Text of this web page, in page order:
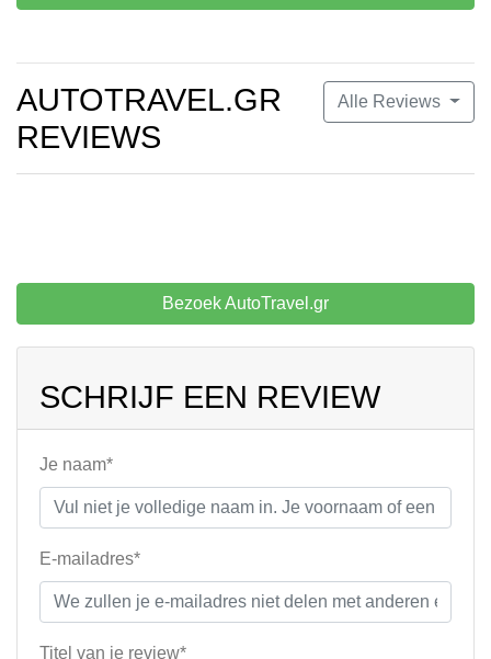
Alle Reviews
AUTOTRAVEL.GR
REVIEWS
Bezoek AutoTravel.gr
SCHRIJF EEN REVIEW
Je naam*
E-mailadres*
Titel van je review*